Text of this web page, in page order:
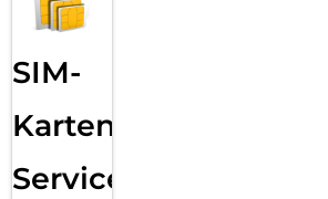
SIM-
Karten
Service: